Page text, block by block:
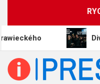
Divácký zájem o